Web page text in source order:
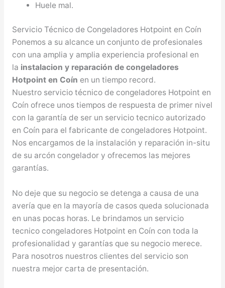
Huele mal.
Servicio Técnico de Congeladores Hotpoint en Coín
Ponemos a su alcance un conjunto de profesionales
con una amplia y amplia experiencia profesional en
la instalacion y reparación de congeladores
Hotpoint en Coín en un tiempo record.
Nuestro servicio técnico de congeladores Hotpoint en
Coín ofrece unos tiempos de respuesta de primer nivel
con la garantía de ser un servicio tecnico autorizado
en Coín para el fabricante de congeladores Hotpoint.
Nos encargamos de la instalación y reparación in-situ
de su arcón congelador y ofrecemos las mejores
garantías.
No deje que su negocio se detenga a causa de una
avería que en la mayoría de casos queda solucionada
en unas pocas horas. Le brindamos un servicio
tecnico congeladores Hotpoint en Coín con toda la
profesionalidad y garantías que su negocio merece.
Para nosotros nuestros clientes del servicio son
nuestra mejor carta de presentación.